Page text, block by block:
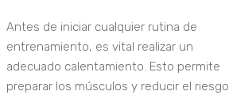
Antes de iniciar cualquier rutina de
entrenamiento, es vital realizar un
adecuado calentamiento. Esto permite
preparar los músculos y reducir el riesgo